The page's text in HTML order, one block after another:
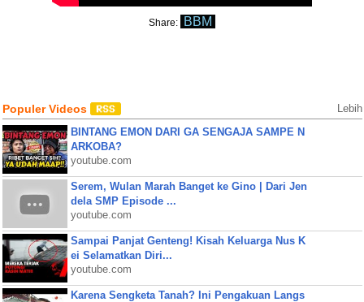
Share: BBM
Populer Videos Lebih
BINTANG EMON DARI GA SENGAJA SAMPE N
ARKOBA?
youtube.com
Serem, Wulan Marah Banget ke Gino | Dari Jen
dela SMP Episode ...
youtube.com
Sampai Panjat Genteng! Kisah Keluarga Nus K
ei Selamatkan Diri...
youtube.com
Karena Sengketa Tanah? Ini Pengakuan Langs